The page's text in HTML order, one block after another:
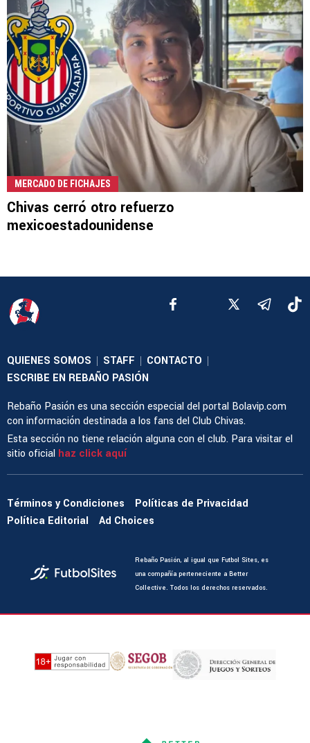
MERCADO DE FICHAJES
Chivas cerró otro refuerzo
mexicoestadounidense
QUIENES SOMOS | STAFF | CONTACTO |
ESCRIBE EN REBAÑO PASIÓN
Rebaño Pasión es una sección especial del portal Bolavip.com
con información destinada a los fans del Club Chivas.
Esta sección no tiene relación alguna con el club. Para visitar el
sitio oficial haz click aquí
Términos y Condiciones
Políticas de Privacidad
Política Editorial
Ad Choices
Rebaño Pasión, al igual que Futbol Sites, es
una compañía perteneciente a Better
Collective. Todos los derechos reservados.